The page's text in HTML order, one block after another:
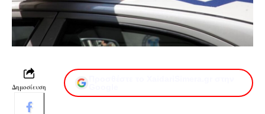
Δημοσίευση